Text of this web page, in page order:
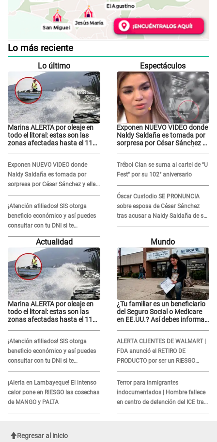
Lo más reciente
Lo último
Marina ALERTA por oleaje en
todo el litoral: estas son las
zonas afectadas hasta el 11
Exponen NUEVO VIDEO donde
Naldy Saldaña es tomada por
sorpresa por César Sánchez y ella
evidencia su REACCIÓN: Le agarró
la mano
¡Atención afiliados! SIS otorga
beneficio económico y así puedes
consultar con tu DNI si te
corresponde
Espectáculos
Exponen NUEVO VIDEO donde
Naldy Saldaña es tomada por
sorpresa por César Sánchez y
Trébol Clan se suma al cartel de "U
Fest" por su 102° aniversario
Óscar Custodio SE PRONUNCIA
sobre esposa de César Sánchez
tras acusar a Naldy Saldaña de ser
PAREJA del músico: "Lo dejo en
Actualidad
Marina ALERTA por oleaje en
todo el litoral: estas son las
zonas afectadas hasta el 11
¡Atención afiliados! SIS otorga
beneficio económico y así puedes
consultar con tu DNI si te
corresponde
¡Alerta en Lambayeque! El intenso
calor pone en RIESGO las cosechas
de MANGO y PALTA
Mundo
¿Tu familiar es un beneficiario
del Seguro Social o Medicare
en EE.UU.? Así debes informar
ALERTA CLIENTES DE WALMART |
FDA anunció el RETIRO DE
PRODUCTO por ser un RIESGO
MORTAL para consumidores: ¿Cuál
es?
Terror para inmigrantes
indocumentados | Hombre fallece
en centro de detención del ICE tras
sufrir una "emergencia médica"
Regresar al inicio